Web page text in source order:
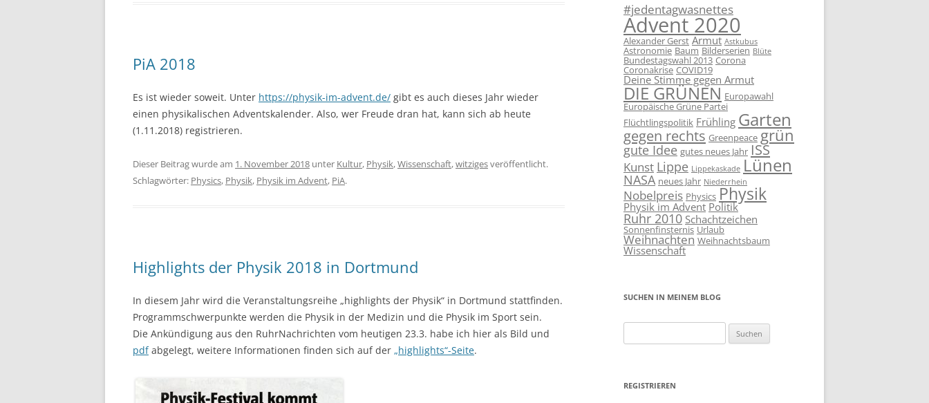
PiA 2018
Es ist wieder soweit. Unter https://physik-im-advent.de/ gibt es auch dieses Jahr wieder
einen physikalischen Adventskalender. Also, wer Freude dran hat, kann sich ab heute
(1.11.2018) registrieren.
Dieser Beitrag wurde am 1. November 2018 unter Kultur, Physik,Wissenschaft,witzigesveröffentlicht.
Schlagwörter: Physics, Physik, Physik im Advent, PiA.
Highlights der Physik 2018 in Dortmund
In diesem Jahr wird die Veranstaltungsreihe „highlights der Physik“ in Dortmund stattfinden.
Programmschwerpunkte werden die Physik in der Medizin und die Physik im Sport sein.
Die Ankündigung aus den RuhrNachrichten vom heutigen 23.3. habe ich hier als Bild und
pdfabgelegt, weitere Informationen finden sich auf der „highlights“-Seite.
#jedentagwasnettes
Advent 2020
Alexander Gerst Armut Astkubus
Astronomie Baum Bilderserien Blüte
Bundestagswahl 2013 Corona
Coronakrise COVID19
Deine Stimme gegen Armut
DIE GRÜNEN Europawahl
Europäische Grüne Partei
Flüchtlingspolitik Frühling Garten
gegen rechts Greenpeace grün
gute Idee gutes neues Jahr ISS
Kunst Lippe Lippekaskade Lünen
NASA neues Jahr Niederrhein
Nobelpreis Physics Physik
Physik im Advent Politik
Ruhr 2010 Schachtzeichen
Sonnenfinsternis Urlaub
Weihnachten Weihnachtsbaum
Wissenschaft
SUCHEN IN MEINEM BLOG
nach:
REGISTRIEREN